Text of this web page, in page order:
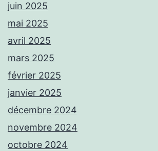
juin 2025
mai 2025
avril 2025
mars 2025
février 2025
janvier 2025
décembre 2024
novembre 2024
octobre 2024